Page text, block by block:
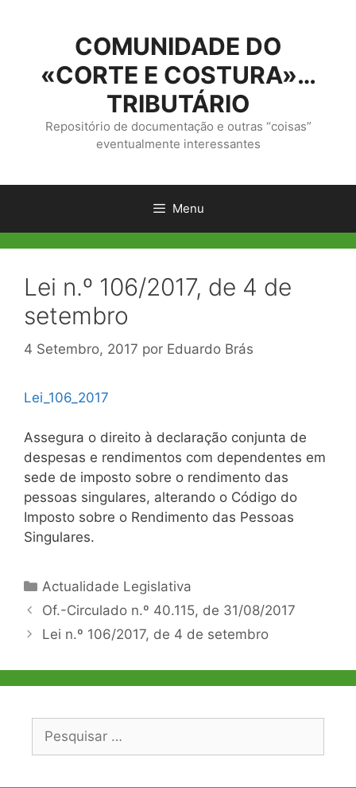
conteúdo
COMUNIDADE DO
«CORTE E COSTURA»…
TRIBUTÁRIO
Repositório de documentação e outras “coisas”
eventualmente interessantes
Menu
Lei n.º 106/2017, de 4 de
setembro
4 Setembro, 2017 por Eduardo Brás
Lei_106_2017
Assegura o direito à declaração conjunta de
despesas e rendimentos com dependentes em
sede de imposto sobre o rendimento das
pessoas singulares, alterando o Código do
Imposto sobre o Rendimento das Pessoas
Singulares.
Categorias
Actualidade Legislativa
Navegação
de
Of.-Circulado n.º 40.115, de 31/08/2017
Lei n.º 106/2017, de 4 de setembro
Pesquisar